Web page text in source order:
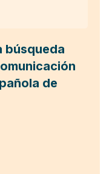
búsqueda
de